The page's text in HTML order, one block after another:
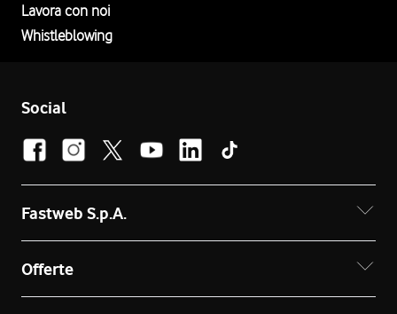
Lavora con noi
Whistleblowing
Social
Fastweb S.p.A.
Offerte